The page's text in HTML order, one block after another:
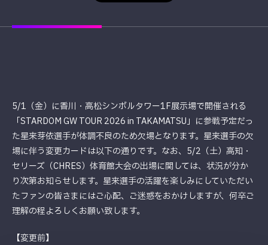
5/1（金）に香川・高松シンボルタワー1F展示場で開催される
「STARDOM GW TOUR 2026 in TAKAMATSU」に参戦予定だっ
た星来芽依選手が体調不良のため欠場となります。星来選手の欠
場に伴う変更カードは以下の通りです。なお、5/2（土）高知・
セリーズ（CHRES）体育館大会の出場に関しては、状況が分か
り次第お知らせします。星来選手の活躍を楽しみにしていただい
たファンの皆さまにはご心配、ご迷惑をおかけしますが、何卒ご
理解の程よろしくお願い致します。
【変更前】